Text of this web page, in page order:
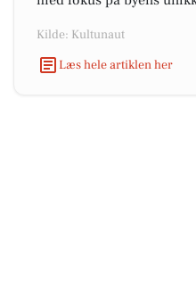
Kilde: Kultunaut
Læs hele artiklen her